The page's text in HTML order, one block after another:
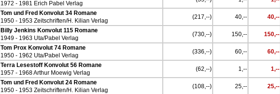
1972 - 1981 Erich Pabel Verlag
Tom und Fred Konvolut 34 Romane
1950 - 1953 Zeitschriften/H. Kilian Verlag
(217,--) 40,-- 40,--
Billy Jenkins Konvolut 115 Romane
1949 - 1963 Uta/Pabel Verlag
(730,--) 150,-- 150,--
Tom Prox Konvolut 74 Romane
1950 - 1962 Uta/Pabel Verlag
(336,--) 60,-- 60,--
Terra Lesestoff Konvolut 56 Romane
1957 - 1968 Arthur Moewig Verlag
(62,--) 1,-- 1,--
Tom und Fred Konvolut 24 Romane
1950 - 1953 Zeitschriften/H. Kilian Verlag
(108,--) 25,-- 25,--